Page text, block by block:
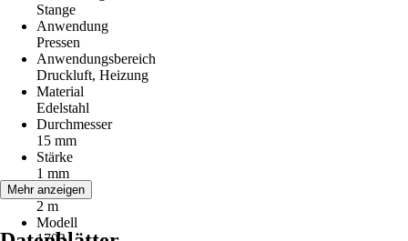
Stange
Anwendung
Pressen
Anwendungsbereich
Druckluft, Heizung
Material
Edelstahl
Durchmesser
15 mm
Stärke
1 mm
Länge
2 m
Modell
Mehr anzeigen